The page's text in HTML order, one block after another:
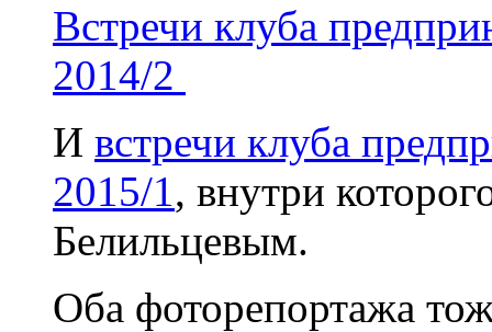
Встречи клуба
2014/2
И встречи клуба
2015/1, внутри
Белильцевым.
Оба фоторепортажа